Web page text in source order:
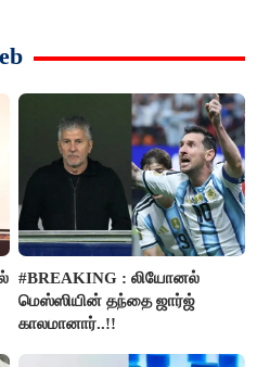
#BREAKING : லியோனல்
மெஸ்ஸியின் தந்தை ஜார்ஜ்
காலமானார்..!!